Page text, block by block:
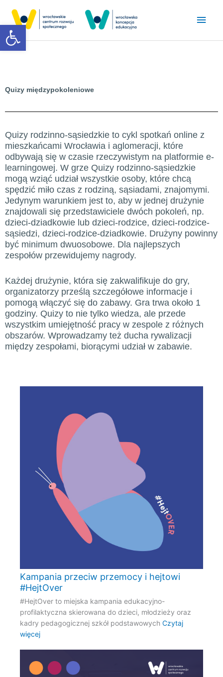
Otwórz pasek narzędzi
treści
Quizy międzypokoleniowe
Quizy rodzinno-sąsiedzkie to cykl spotkań online z
mieszkańcami Wrocławia i aglomeracji, które
odbywają się w czasie rzeczywistym na platformie e-
learningowej. W grze Quizy rodzinno-sąsiedzkie
mogą wziąć udział wszystkie osoby, które chcą
spędzić miło czas z rodziną, sąsiadami, znajomymi.
Jedynym warunkiem jest to, aby w jednej drużynie
znajdowali się przedstawiciele dwóch pokoleń, np.
dzieci-dziadkowie lub dzieci-rodzice, dzieci-rodzice-
sąsiedzi, dzieci-rodzice-dziadkowie. Drużyny powinny
być minimum dwuosobowe. Dla najlepszych
zespołów przewidujemy nagrody.
Każdej drużynie, która się zakwalifikuje do gry,
organizatorzy prześlą szczegółowe informacje i
pomogą włączyć się do zabawy. Gra trwa około 1
godziny. Quizy to nie tylko wiedza, ale przede
wszystkim umiejętność pracy w zespole z różnych
obszarów. Wprowadzamy też ducha rywalizacji
między zespołami, biorącymi udział w zabawie.
Kampania przeciw przemocy i hejtowi
#HejtOver
#HejtOver to miejska kampania edukacyjno-
profilaktyczna skierowana do dzieci, młodzieży oraz
kadry pedagogicznej szkół podstawowychCzytaj
więcej